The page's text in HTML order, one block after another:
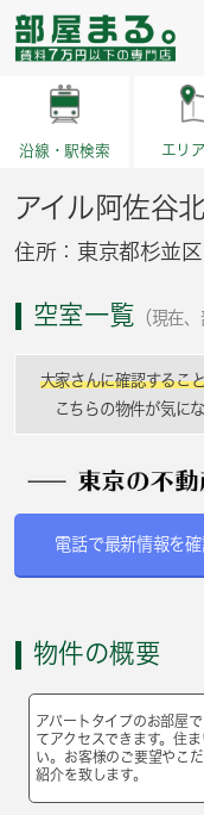
沿線・駅検索 エリ
アイル阿佐谷北
住所：東京都杉並
空室一覧 （現在
大家さんに確認するこ
こちらの物件が気に
電話で最新情報を
物件の概要
アパートタイプのお部屋
てアクセスできます。住
い。お客様のご要望やこ
紹介を致します。